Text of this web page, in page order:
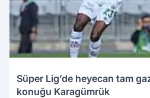
Süper Lig’de heyecan tam
konuğu Karagümrük